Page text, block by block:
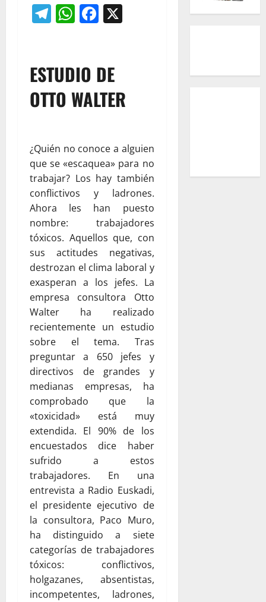
Telegram
WhatsApp
Facebook
ESTUDIO DE
OTTO WALTER
¿Quién no conoce a alguien
que se «escaquea» para no
trabajar? Los hay también
conflictivos y ladrones.
Ahora les han puesto
nombre: trabajadores
tóxicos. Aquellos que, con
sus actitudes negativas,
destrozan el clima laboral y
exasperan a los jefes. La
empresa consultora Otto
Walter ha realizado
recientemente un estudio
sobre el tema. Tras
preguntar a 650 jefes y
directivos de grandes y
medianas empresas, ha
comprobado que la
«toxicidad» está muy
extendida. El 90% de los
encuestados dice haber
sufrido a estos
trabajadores. En una
entrevista a Radio Euskadi,
el presidente ejecutivo de
la consultora, Paco Muro,
ha distinguido a siete
categorías de trabajadores
tóxicos: conflictivos,
holgazanes, absentistas,
incompetentes, ladrones,